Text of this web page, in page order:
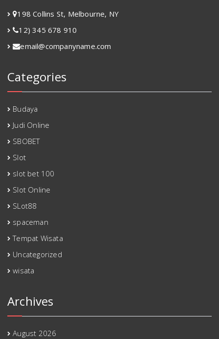
198 Collins St, Melbourne, NY
12) 345 678 910
email@companyname.com
Categories
Budaya
Judi Online
SBOBET
Slot
slot bet 100
Slot Online
SLot88
spaceman
Tempat Wisata
Uncategorized
wisata
Archives
August 2026